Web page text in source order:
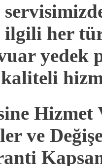
ilgili her
yedek
Hizmet
ve